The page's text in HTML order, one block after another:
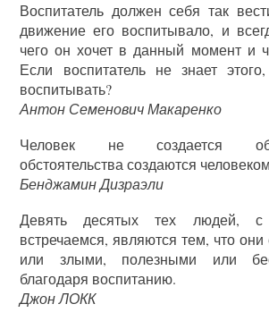
Воспитатель должен себя так
движение его воспитывало, и
чего он хочет в данный момент и
Если воспитатель не знает
воспитывать?
Антон Семенович Макаренко
Человек не создается
обстоятельства создаются
Бенджамин Дизраэли
Девять десятых тех людей,
встречаемся, являются тем, что
или злыми, полезными или
благодаря воспитанию.
Джон ЛОКК